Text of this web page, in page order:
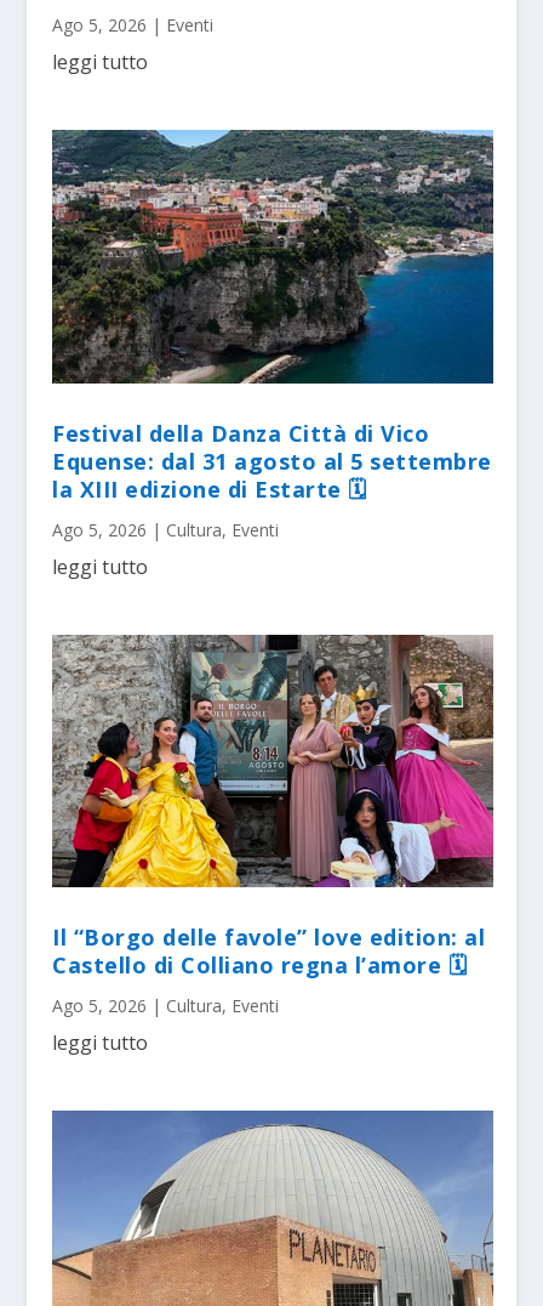
Ago 5, 2026 | Eventi
leggi tutto
Festival della Danza Città di Vico
Equense: dal 31 agosto al 5 settembre
la XIII edizione di Estarte 🗓
Ago 5, 2026 | Cultura, Eventi
leggi tutto
Il “Borgo delle favole” love edition: al
Castello di Colliano regna l’amore 🗓
Ago 5, 2026 | Cultura, Eventi
leggi tutto